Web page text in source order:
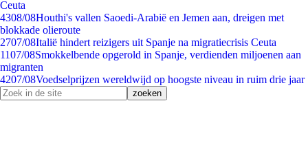
Ceuta
4308/08Houthi's vallen Saoedi-Arabië en Jemen aan, dreigen met
blokkade olieroute
2707/08Italië hindert reizigers uit Spanje na migratiecrisis Ceuta
1107/08Smokkelbende opgerold in Spanje, verdienden miljoenen aan
migranten
4207/08Voedselprijzen wereldwijd op hoogste niveau in ruim drie jaar